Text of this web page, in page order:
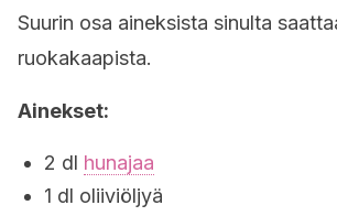
Suurin osa aineksista sinulta
ruokakaapista.
Ainekset:
2 dl hunajaa
1 dl oliiviöljyä